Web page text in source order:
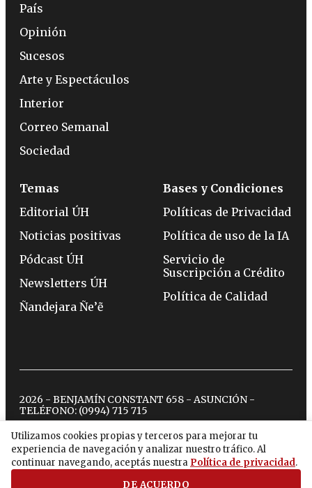
Utilizamos cookies propias y terceros para mejorar tu
experiencia de navegación y analizar nuestro tráfico. Al
continuar navegando, aceptás nuestra Política de privacidad.
DE ACUERDO
País
Opinión
Sucesos
Arte y Espectáculos
Interior
Correo Semanal
Sociedad
Temas
Editorial ÚH
Noticias positivas
Pódcast ÚH
Newsletters ÚH
Ñandejara Ñe’ẽ
Bases y Condiciones
Políticas de Privacidad
Política de uso de la IA
Servicio de
Suscripción a Crédito
Política de Calidad
2026 - BENJAMÍN CONSTANT 658 - ASUNCIÓN -
TELÉFONO: (0994) 715 715
twitterinstagram
facebook
tiktokyoutubespotify